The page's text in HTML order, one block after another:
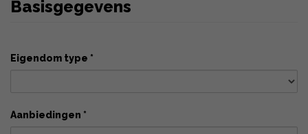
Basisgegevens
Eigendom type *
Aanbiedingen *